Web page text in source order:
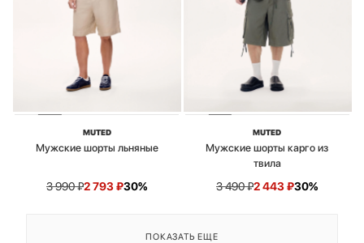
MUTED
Мужские шорты льняные
3 990₽2 793₽30%
MUTED
Мужские шорты карго из
твила
3 490₽2 443₽30%
ПОКАЗАТЬ ЕЩЕ